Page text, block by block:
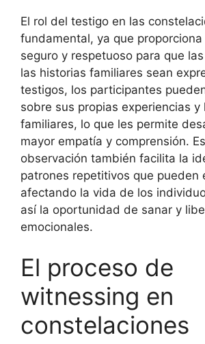
El rol del testigo en las
fundamental, ya que
seguro y respetuoso para que
las historias familiares sean
testigos, los participantes
sobre sus propias experiencias y
familiares, lo que les permite
mayor empatía y comprensión.
observación también facilita la
patrones repetitivos que pueden
afectando la vida de los
así la oportunidad de sanar y
emocionales.
El proceso de
witnessing en
constelaciones